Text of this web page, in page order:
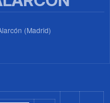
(Madrid)